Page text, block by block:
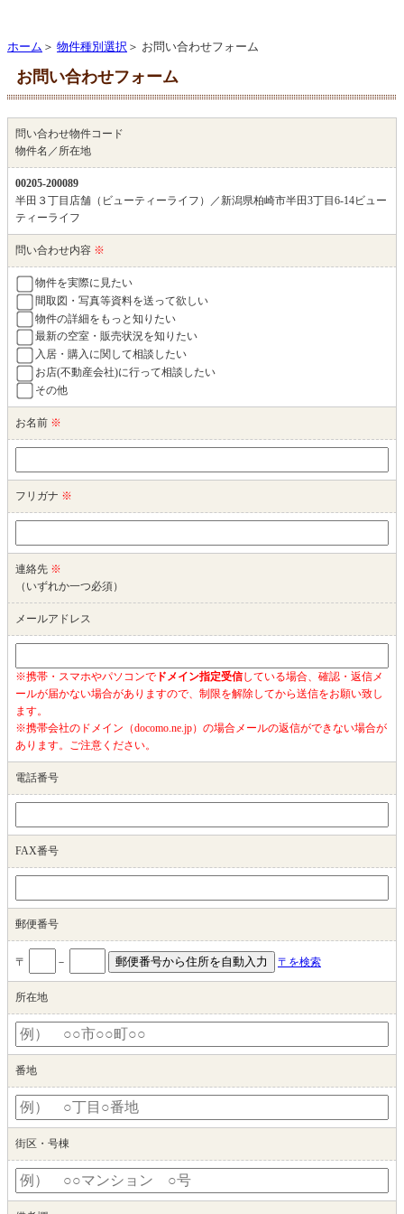
ホーム ＞ 物件種別選択 ＞ お問い合わせフォーム
お問い合わせフォーム
問い合わせ物件コード
物件名／所在地
00205-200089
半田３丁目店舗（ビューティーライフ）／新潟県柏崎市半田3丁目6-14ビュー
ティーライフ
問い合わせ内容 ※
物件を実際に見たい
間取図・写真等資料を送って欲しい
物件の詳細をもっと知りたい
最新の空室・販売状況を知りたい
入居・購入に関して相談したい
お店(不動産会社)に行って相談したい
その他
お名前 ※
フリガナ ※
連絡先 ※
（いずれか一つ必須）
メールアドレス
※携帯・スマホやパソコンで ドメイン指定受信している場合、確認・返信メ
ールが届かない場合がありますので、制限を解除してから送信をお願い致し
ます。
※携帯会社のドメイン（docomo.ne.jp）の場合メールの返信ができない場合が
あります。ご注意ください。
電話番号
FAX番号
郵便番号
〒 － 〒を検索
所在地
番地
街区・号棟